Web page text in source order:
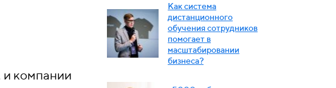
компании
Как система
дистанционного
обучения сотрудников
помогает в
масштабировании
бизнеса?